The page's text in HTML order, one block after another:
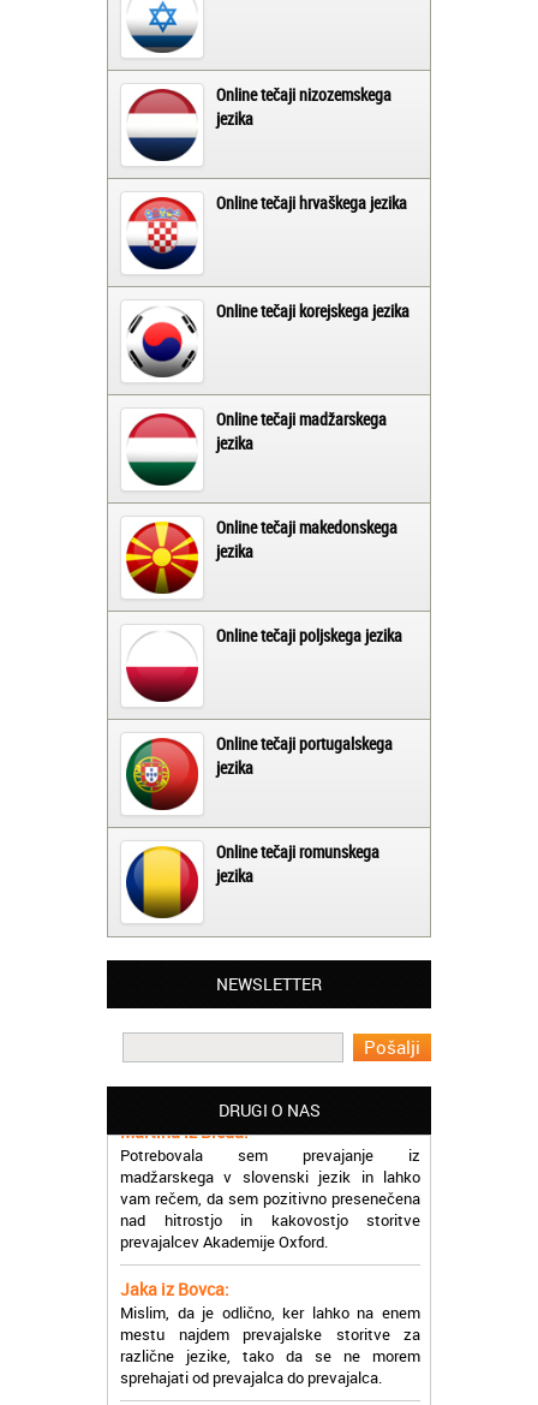
Online tečaji nizozemskega
jezika
Online tečaji hrvaškega jezika
Online tečaji korejskega jezika
Online tečaji madžarskega
jezika
Online tečaji makedonskega
jezika
Online tečaji poljskega jezika
Online tečaji portugalskega
jezika
Online tečaji romunskega
jezika
NEWSLETTER
DRUGI O NAS
Matjaž iz Ajdovščine:
Lahko pohvalim vse zaposlene v Akademiji
Oxford, ker so resnično profesionalni in
prevajalske storitve opravljajo hitro in
Martina iz Bleda:
Potrebovala sem prevajanje iz
madžarskega v slovenski jezik in lahko
vam rečem, da sem pozitivno presenečena
nad hitrostjo in kakovostjo storitve
prevajalcev Akademije Oxford.
Jaka iz Bovca:
Mislim, da je odlično, ker lahko na enem
mestu najdem prevajalske storitve za
različne jezike, tako da se ne morem
sprehajati od prevajalca do prevajalca.